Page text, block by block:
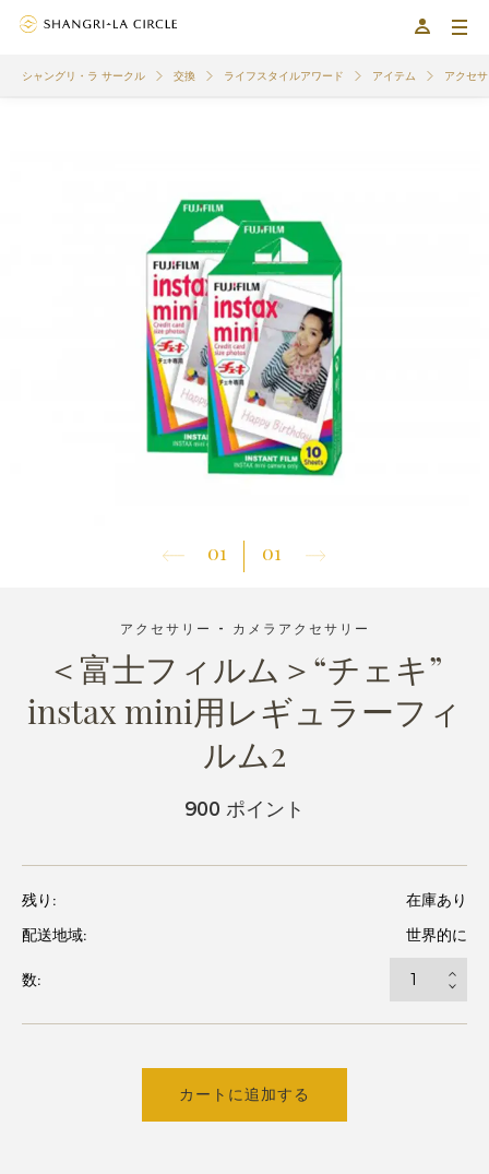
シャングリ・ラ サークル 交換 ライフスタイルアワード アイテム アクセ
01 01
アクセサリー - カメラアクセサリー
＜富士フィルム＞“チェキ”
instax mini用レギュラーフィ
ルム2
900 ポイント
残り:
在庫あり
配送地域:
世界的に
数:
カートに追加する